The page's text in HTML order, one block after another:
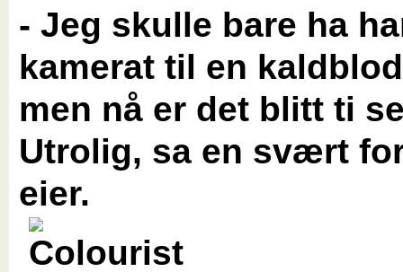
- Jeg skulle bare ha
kamerat til en
men nå er det blitt ti
Utrolig, sa en svært
eier.